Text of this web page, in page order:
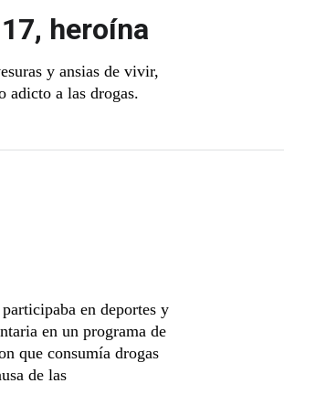
heroína
y ansias de vivir,
adicto a las drogas.
en deportes y
en un programa de
que consumía drogas
de las